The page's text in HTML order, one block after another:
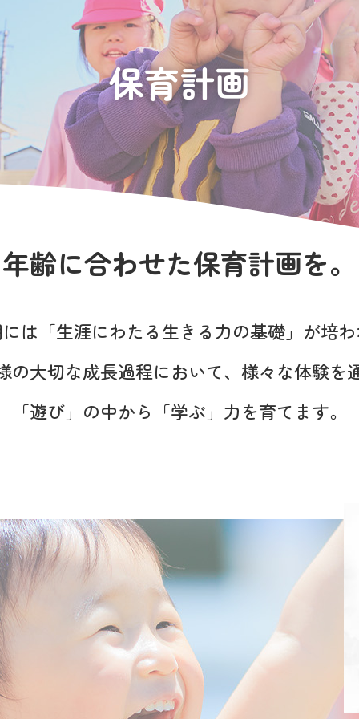
保育計画
年齢に合わせた保育計画を。
は 「生涯にわたる生きる力の基礎」が培
の大切な成長過程において、 様々な体験を
「遊び」の中から「学ぶ」力を育てます。